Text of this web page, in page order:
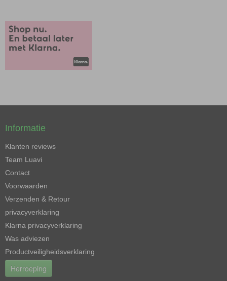
Informatie
Klanten reviews
Team Luavi
Contact
Voorwaarden
Verzenden & Retour
privacyverklaring
Klarna privacyverklaring
Was adviezen
Productveiligheidsverklaring
Herroeping